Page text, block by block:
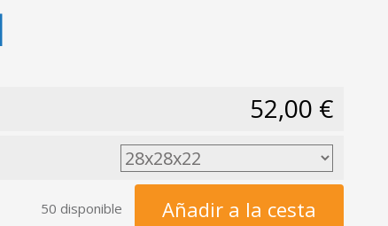
52,00 €
50 disponible Añadir a la cesta